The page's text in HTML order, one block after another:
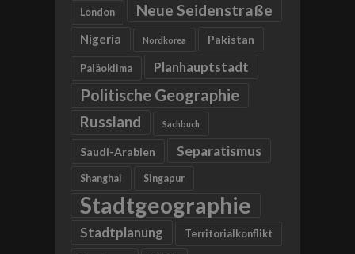
London Neue Seidenstraße
Nigeria Nordkorea Pakistan
Paläoklima Planhauptstadt
Politische Geographie
Russland Sachbuch
Saudi-Arabien Separatismus
Shanghai Singapur
Stadtgeographie
Stadtplanung Territorialkonflikt